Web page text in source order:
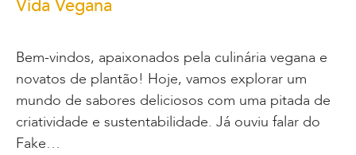
Vida Vegana
Bem-vindos, apaixonados pela culinária vegana e
novatos de plantão! Hoje, vamos explorar um
mundo de sabores deliciosos com uma pitada de
criatividade e sustentabilidade. Já ouviu falar do
Fake…